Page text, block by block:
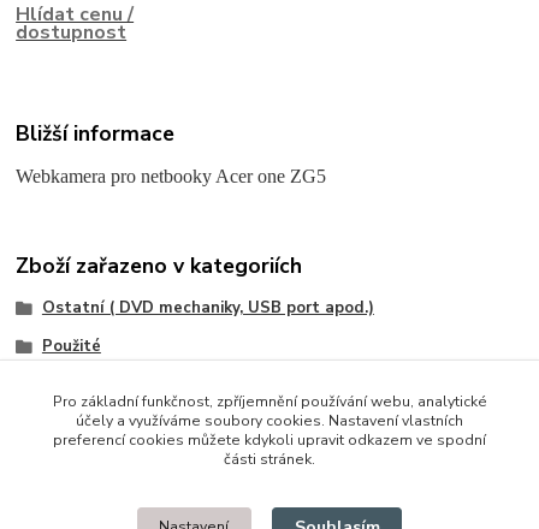
Hlídat cenu /
dostupnost
Bližší informace
Webkamera pro netbooky Acer one ZG5
Zboží zařazeno v kategoriích
Ostatní ( DVD mechaniky, USB port apod.)
Použité
© 2014 - 2025 Díly pro notebooky
Pro základní funkčnost, zpříjemnění používání webu, analytické
účely a využíváme soubory cookies. Nastavení vlastních
preferencí cookies můžete kdykoli upravit odkazem ve spodní
části stránek.